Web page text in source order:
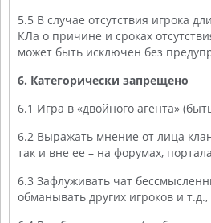
5.5 В случае отсутствия игрока
КЛа о причине и сроках
может быть исключен без
6. Категорически запрещено
6.1 Игра в «двойного агента»
6.2 Выражать мнение от лица
так и вне ее – на форумах,
6.3 Зафлуживать чат
обманывать других игроков и